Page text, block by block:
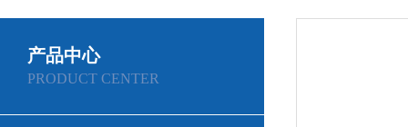
产品中心
PRODUCT CENTER